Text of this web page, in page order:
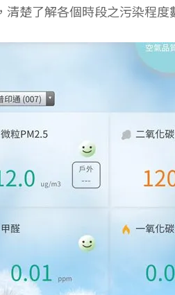
清楚了解各個時段之污染程